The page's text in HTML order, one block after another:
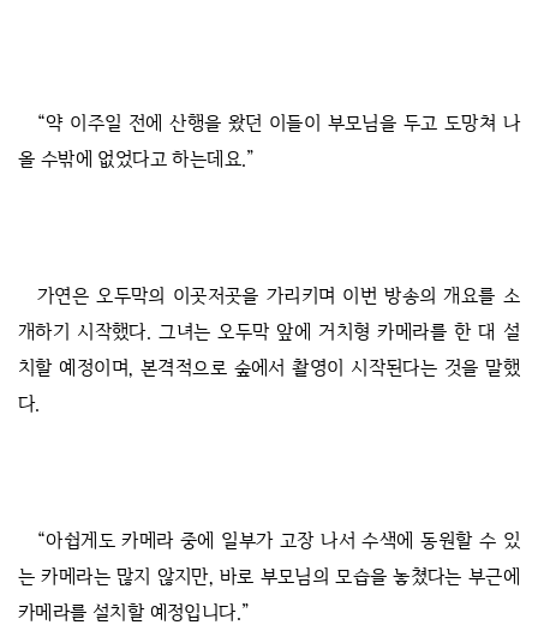
“약 이주일 전에 산행을 왔던 이들이 부모님을 두고 도망쳐 나
올 수밖에 없었다고 하는데요.”
가연은 오두막의 이곳저곳을 가리키며 이번 방송의 개요를 소
개하기 시작했다. 그녀는 오두막 앞에 거치형 카메라를 한 대 설
치할 예정이며, 본격적으로 숲에서 촬영이 시작된다는 것을 말했
다.
“아쉽게도 카메라 중에 일부가 고장 나서 수색에 동원할 수 있
는 카메라는 많지 않지만, 바로 부모님의 모습을 놓쳤다는 부근에
카메라를 설치할 예정입니다.”